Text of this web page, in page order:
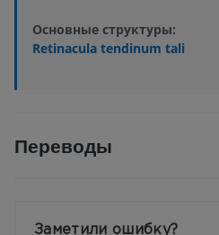
Основные структуры:
Retinacula tendinum tali
Переводы
Заметили ошибку?